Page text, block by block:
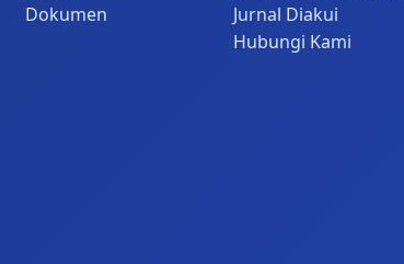
Dokumen
Jurnal Diakui
Hubungi Kami